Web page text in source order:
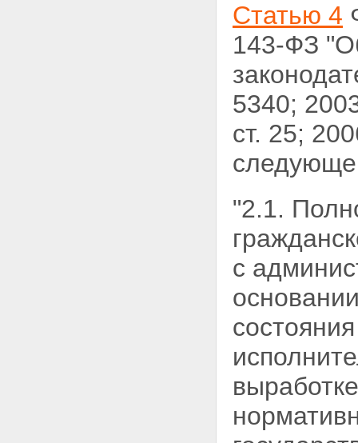
Статью 4
143-ФЗ
5340;
ст. 25;
"2.1.
с